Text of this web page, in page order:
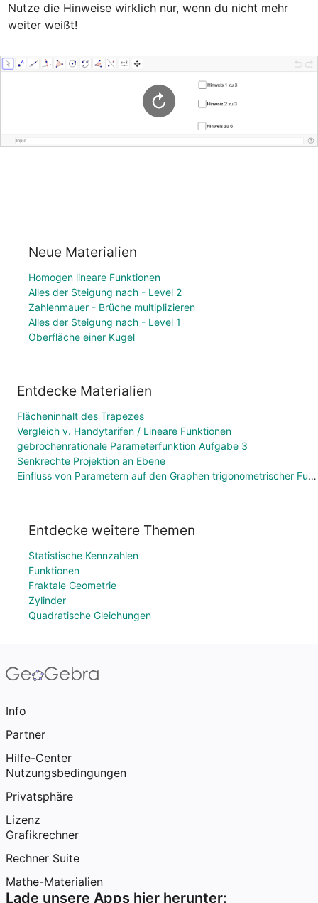
Nutze die Hinweise wirklich nur, wenn du nicht mehr
weiter weißt!
Neue Materialien
Homogen lineare Funktionen
Alles der Steigung nach - Level 2
Zahlenmauer - Brüche multiplizieren
Alles der Steigung nach - Level 1
Oberfläche einer Kugel
Entdecke Materialien
Flächeninhalt des Trapezes
Vergleich v. Handytarifen / Lineare Funktionen
gebrochenrationale Parameterfunktion Aufgabe 3
Senkrechte Projektion an Ebene
Einfluss von Parametern auf den Graphen trigonometrischer Funktionen
Entdecke weitere Themen
Statistische Kennzahlen
Funktionen
Fraktale Geometrie
Zylinder
Quadratische Gleichungen
Info
Partner
Hilfe-Center
Nutzungsbedingungen
Privatsphäre
Lizenz
Grafikrechner
Rechner Suite
Mathe-Materialien
Lade unsere Apps hier herunter: